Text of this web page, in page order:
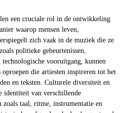
een cruciale rol in de ontwikkeling
waarop mensen leven,
zich vaak in de muziek die ze
politieke gebeurtenissen,
technologische vooruitgang, kunnen
oproepen die artiesten inspireren tot het
en teksten. Culturele diversiteit en
identiteit van verschillende
taal, ritme, instrumentatie en